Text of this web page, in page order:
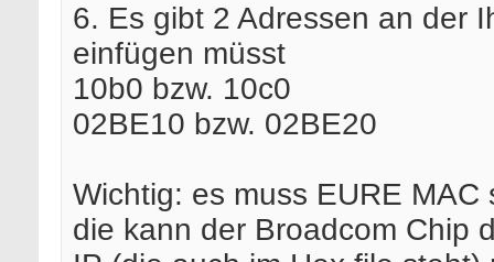
6. Es gibt 2 Adressen an der
einfügen müsst
10b0 bzw. 10c0
02BE10 bzw. 02BE20
Wichtig: es muss EURE MAC
die kann der Broadcom Chip